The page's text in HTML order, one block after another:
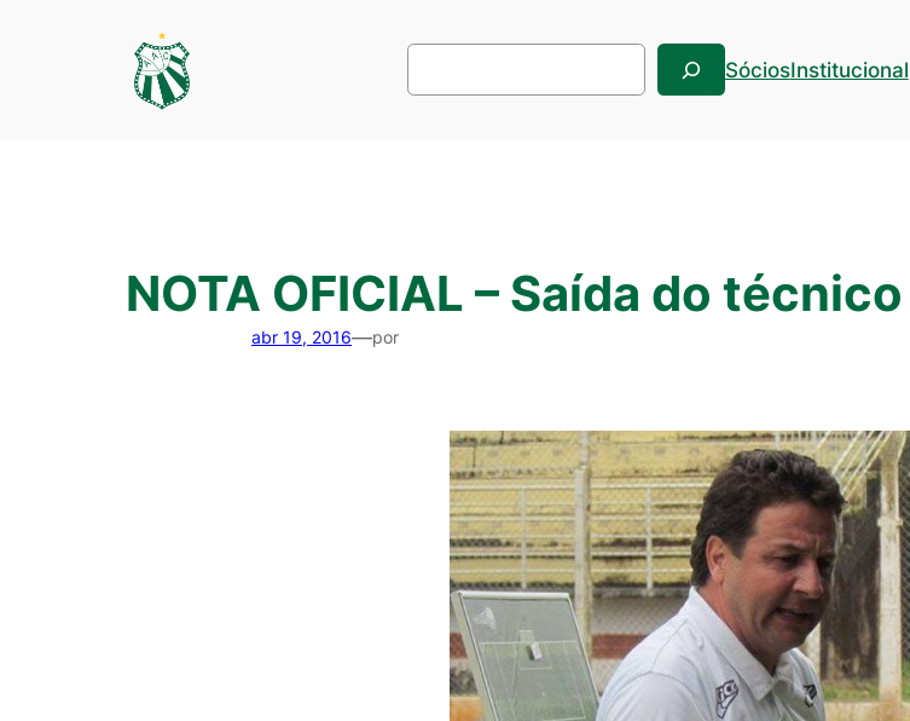
Pesquisar
SóciosInstitucional
NOTA OFICIAL – Saída do
abr 19, 2016—por